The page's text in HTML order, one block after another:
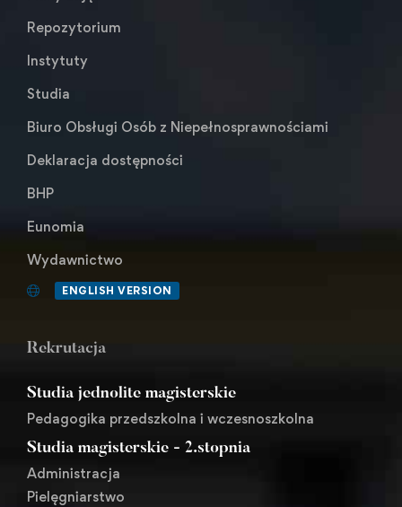
Repozytorium
Instytuty
Studia
Biuro Obsługi Osób z Niepełnosprawnościami
Deklaracja dostępności
BHP
Eunomia
Wydawnictwo
ENGLISH VERSION
Rekrutacja
Studia jednolite magisterskie
Pedagogika przedszkolna i wczesnoszkolna
Studia magisterskie - 2.stopnia
Administracja
Pielęgniarstwo